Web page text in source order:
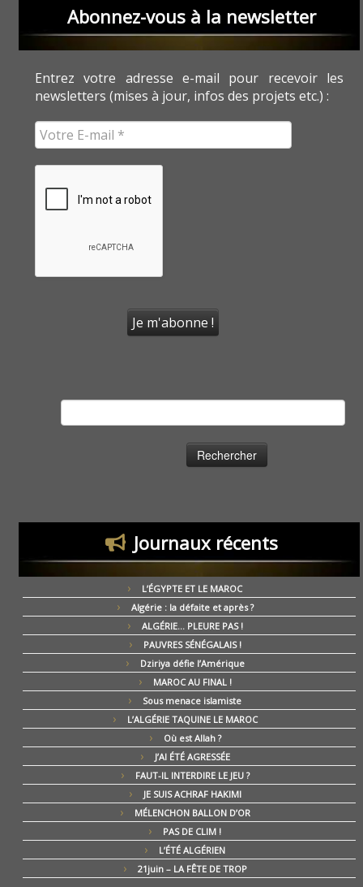
Abonnez-vous à la newsletter
Entrez votre adresse e-mail pour recevoir les
newsletters (mises à jour, infos des projets etc.) :
Journaux récents
L’ÉGYPTE ET LE MAROC
Algérie : la défaite et après ?
ALGÉRIE… PLEURE PAS !
PAUVRES SÉNÉGALAIS !
Dziriya défie l’Amérique
MAROC AU FINAL !
Sous menace islamiste
L’ALGÉRIE TAQUINE LE MAROC
Où est Allah ?
J’AI ÉTÉ AGRESSÉE
FAUT-IL INTERDIRE LE JEU ?
JE SUIS ACHRAF HAKIMI
MÉLENCHON BALLON D’OR
PAS DE CLIM !
L’ÉTÉ ALGÉRIEN
21juin – LA FÊTE DE TROP